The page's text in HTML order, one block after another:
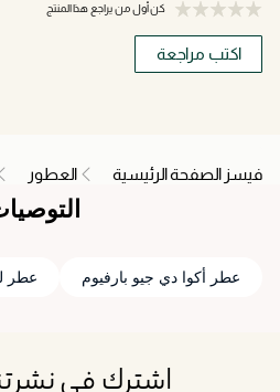
كن أول من يراجع هذا المنتج
اكتب مراجعة
فيسز الصفحة الرئيسية العطور
عطر أكوا دي جيو بارفيوم عطر
اشترك في